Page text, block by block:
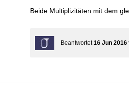
Beide Multiplizitäten mit dem
Beantwortet 16 Jun 2016